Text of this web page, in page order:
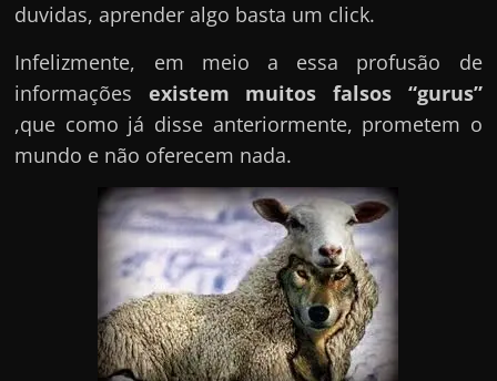
duvidas, aprender algo basta um click.
Infelizmente, em meio a essa profusão de
informações existem muitos falsos “gurus”
,que como já disse anteriormente, prometem o
mundo e não oferecem nada.